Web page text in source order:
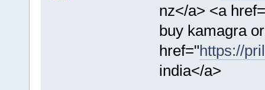
nz</a> <a
buy kamagra
href="https://
india</a>